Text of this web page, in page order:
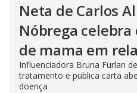
Neta de Carlos
Nóbrega
de mama em
Influenciadora Bruna Furlan
tratamento e publica carta
doença